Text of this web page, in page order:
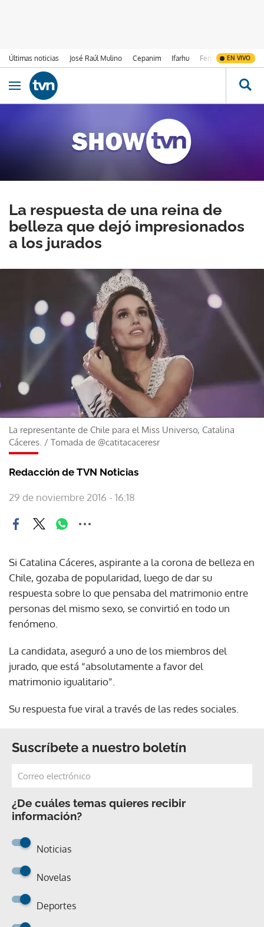
Últimas noticias José Raúl Mulino Cepanim Ifarhu Fenómeno de El
EN VIVO
Ir al contenido
Obrir navegació
La respuesta de una reina de
belleza que dejó impresionados
a los jurados
La representante de Chile para el Miss Universo, Catalina
Cáceres. / Tomada de @catitacaceresr
Redacción de TVN Noticias
29 de noviembre 2016 - 16:18
Si Catalina Cáceres, aspirante a la corona de belleza en
Chile, gozaba de popularidad, luego de dar su
respuesta sobre lo que pensaba del matrimonio entre
personas del mismo sexo, se convirtió en todo un
fenómeno.
La candidata, aseguró a uno de los miembros del
jurado, que está “absolutamente a favor del
matrimonio igualitario”.
Su respuesta fue viral a través de las redes sociales.
Suscríbete a nuestro boletín
¿De cuáles temas quieres recibir
información?
Noticias
Novelas
Deportes